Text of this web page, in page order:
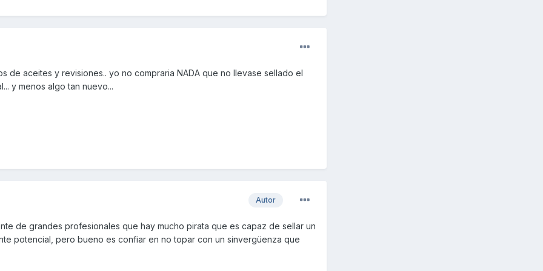
de aceites y revisiones.. yo no compraria NADA que no llevase sellado el
y menos algo tan nuevo...
Autor
de grandes profesionales que hay mucho pirata que es capaz de sellar un
potencial, pero bueno es confiar en no topar con un sinvergüenza que